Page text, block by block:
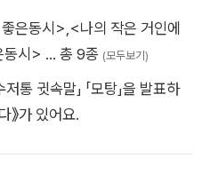
은동시> <나의 작은 거인에
동시> … 총 9종 (모두보기)
통 귓속말」 「모탕」을 발표하
》가 있어요.